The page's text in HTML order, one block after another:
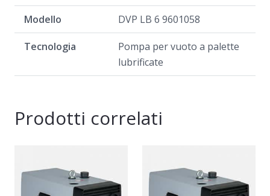
Modello DVP LB 6 9601058
Tecnologia
Pompa per vuoto a palette
lubrificate
Prodotti correlati